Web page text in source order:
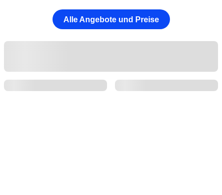
Alle Angebote und Preise